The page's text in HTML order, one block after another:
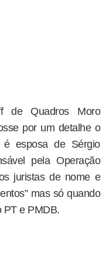
de Quadros Moro
por um detalhe o
é esposa de Sérgio
pela Operação
juristas de nome e
mas só quando
PT e PMDB.